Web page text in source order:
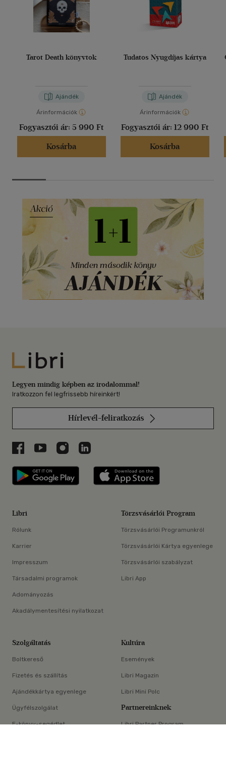
Tarot Death könyvtok
Ajándék
Árinformációk
Fogyasztói ár: 5 990 Ft
Kosárba
Tudatos Nyugdíjas kártya
Ajándék
Árinformációk
Fogyasztói ár: 12 990 Ft
Kosárba
×
Libri
Legyen mindig képben az irodalommal!
Iratkozzon fel legfrissebb híreinkért!
Hírlevél-feliratkozás
Libri a Facebookon
Libri a Youtube-on
Libri az Instagramon
Libri a LinkedInen
Libri applikáció Szerezd meg: Google
Libri
Rólunk
Karrier
Impresszum
Társadalmi programok
Adományozás
Akadálymentesítési nyilatkozat
Törzsvásárlói Program
Törzsvásárlói Programunkról
Törzsvásárlói Kártya egyenlege
Törzsvásárlói szabályzat
Libri App
Szolgáltatás
Boltkereső
Fizetés és szállítás
Ajándékkártya egyenlege
Ügyfélszolgálat
E-könyv-segédlet
Kultúra
Események
Libri Magazin
Libri Mini Polc
Partnereinknek
Libri Partner Program